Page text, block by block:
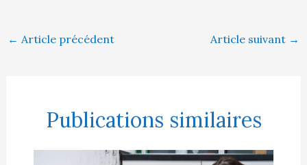
← Article précédent Article suivant →
Publications similaires